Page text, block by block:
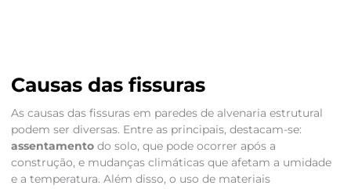
Causas das fissuras
As causas das fissuras em paredes de alvenaria estrutural
podem ser diversas. Entre as principais, destacam-se:
assentamentodo solo, que pode ocorrer após a
construção, e mudanças climáticas que afetam a umidade
e a temperatura. Além disso, o uso de materiais